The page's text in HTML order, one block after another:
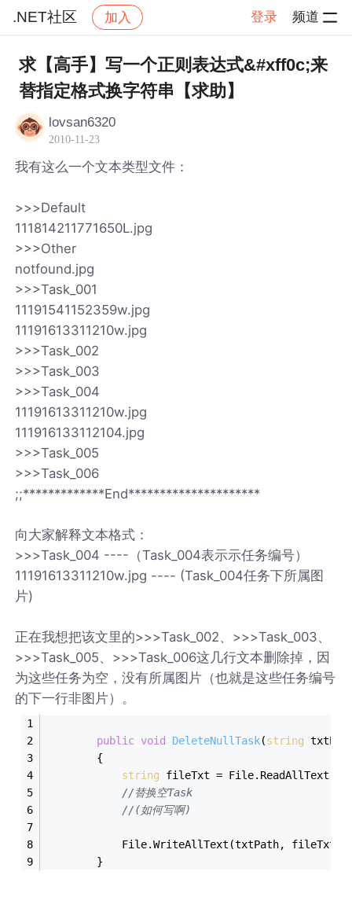
.NET社区 加入 登录 频道
社区 .NET社区 帖子详情
求【高手】写一个正则表达式&#xff0c;来
替指定格式换字符串【求助】
lovsan6320
2010-11-23
我有这么一个文本类型文件：
>>>Default
111814211771650L.jpg
>>>Other
notfound.jpg
>>>Task_001
11191541152359w.jpg
11191613311210w.jpg
>>>Task_002
>>>Task_003
>>>Task_004
11191613311210w.jpg
111916133112104.jpg
>>>Task_005
>>>Task_006
;;*************End*********************
向大家解释文本格式：
>>>Task_004 ----（Task_004表示示任务编号）
11191613311210w.jpg ---- (Task_004任务下所属图
片)
正在我想把该文里的>>>Task_002、>>>Task_003、
>>>Task_005、>>>Task_006这几行文本删除掉，因
为这些任务为空，没有所属图片（也就是这些任务编号
的下一行非图片）。
public void DeleteNullTask(string
        {
string fileTxt =
//替换空Task
//(如何写啊)
            File.WriteAllText(txtPath, fileTxt);
        }